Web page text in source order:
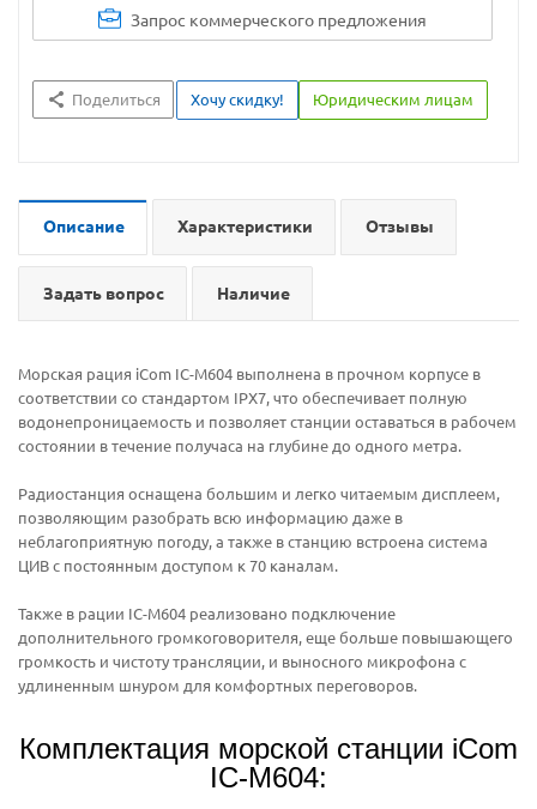
Запрос коммерческого предложения
Поделиться Хочу скидку! Юридическим лицам
Описание Характеристики Отзывы
Задать вопрос Наличие
Морская рация iCom IC-M604 выполнена в прочном корпусе в
соответствии со стандартом IPX7, что обеспечивает полную
водонепроницаемость и позволяет станции оставаться в рабочем
состоянии в течение получаса на глубине до одного метра.
Радиостанция оснащена большим и легко читаемым дисплеем,
позволяющим разобрать всю информацию даже в
неблагоприятную погоду, а также в станцию встроена система
ЦИВ с постоянным доступом к 70 каналам.
Также в рации IC-M604 реализовано подключение
дополнительного громкоговорителя, еще больше повышающего
громкость и чистоту трансляции, и выносного микрофона с
удлиненным шнуром для комфортных переговоров.
Комплектация морской станции iCom
IC-M604: